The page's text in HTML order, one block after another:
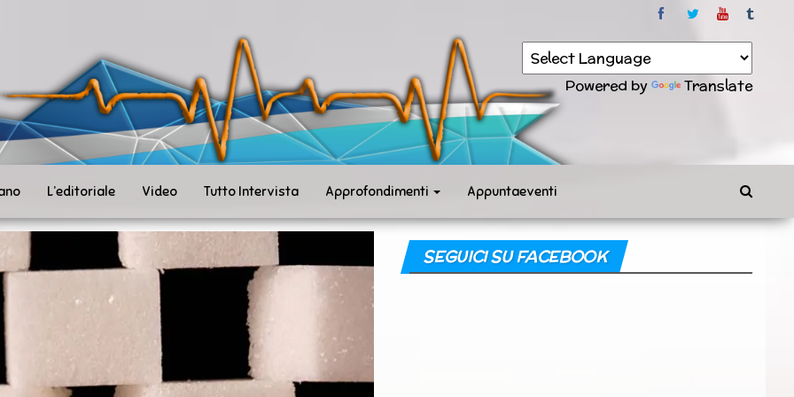
Powered by Translate
L’editoriale Video Tutto Intervista Approfondimenti Appuntaeventi
SEGUICI SU FACEBOOK